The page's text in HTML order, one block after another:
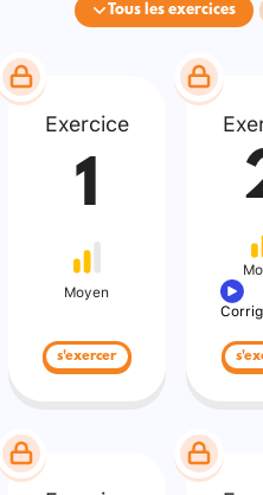
Tous les exercices
Exercice
1
Moyen
s'exercer